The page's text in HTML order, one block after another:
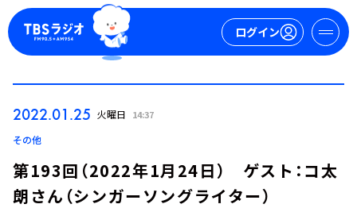
ログイン
2022.01.25 火曜日 14:37
その他
第193回（2022年1月24日） ゲスト：コ太
朗さん（シンガーソングライター）